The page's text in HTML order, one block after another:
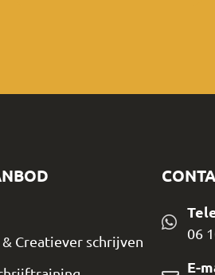
Creatiever schrijven
06
E-